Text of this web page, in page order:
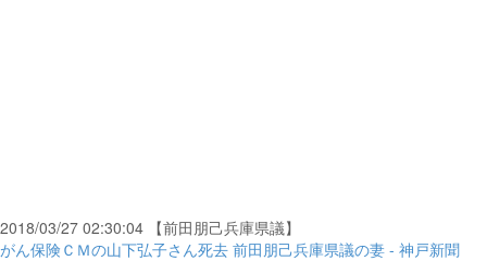
2018/03/27 02:30:04 【前田朋己兵庫県議】
がん保険ＣＭの山下弘子さん死去 前田朋己兵庫県議の妻 - 神戸新聞